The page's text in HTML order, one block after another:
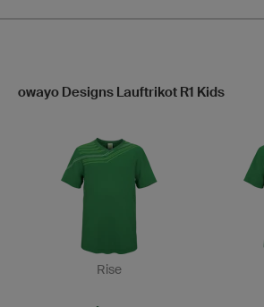
owayo Designs Lauftrikot R1 Kids
Rise